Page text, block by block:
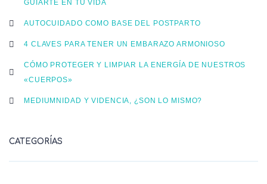
GUIARTE EN TU VIDA
AUTOCUIDADO COMO BASE DEL POSTPARTO
4 CLAVES PARA TENER UN EMBARAZO ARMONIOSO
CÓMO PROTEGER Y LIMPIAR LA ENERGÍA DE NUESTROS
«CUERPOS»
MEDIUMNIDAD Y VIDENCIA, ¿SON LO MISMO?
CATEGORÍAS